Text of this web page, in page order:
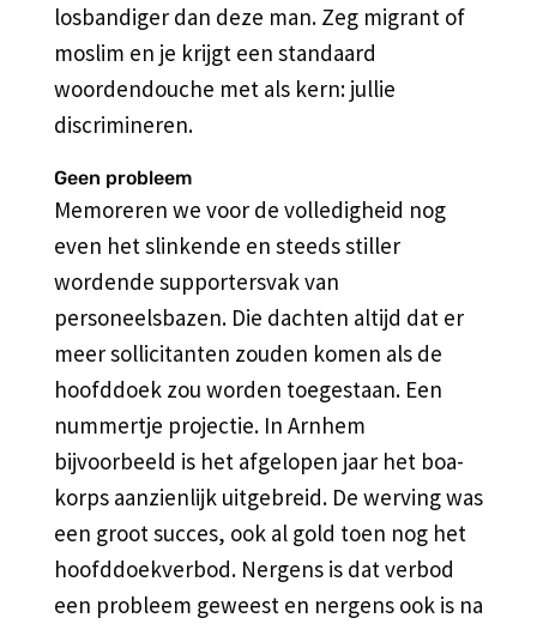
losbandiger dan deze man. Zeg migrant of
moslim en je krijgt een standaard
woordendouche met als kern: jullie
discrimineren.
Geen probleem
Memoreren we voor de volledigheid nog
even het slinkende en steeds stiller
wordende supportersvak van
personeelsbazen. Die dachten altijd dat er
meer sollicitanten zouden komen als de
hoofddoek zou worden toegestaan. Een
nummertje projectie. In Arnhem
bijvoorbeeld is het afgelopen jaar het boa-
korps aanzienlijk uitgebreid. De werving was
een groot succes, ook al gold toen nog het
hoofddoekverbod. Nergens is dat verbod
een probleem geweest en nergens ook is na